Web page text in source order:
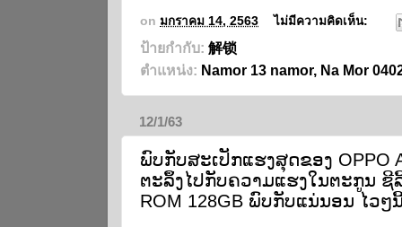
on มกราคม 14, 2563 ไม่มีความคิดเห็น:
ป้ายกำกับ: 解锁
ตำแหน่ง: Namor 13 namor, Na Mor
12/1/63
ພົບກັບສະເປັກແຮງສຸດຂອງ OPPO
ຕະລຶ້ງໄປກັບຄວາມແຮງໃນຕະກູນ ຊີ
ROM 128GB ພົບກັບແນ່ນອນ ໄວໆ